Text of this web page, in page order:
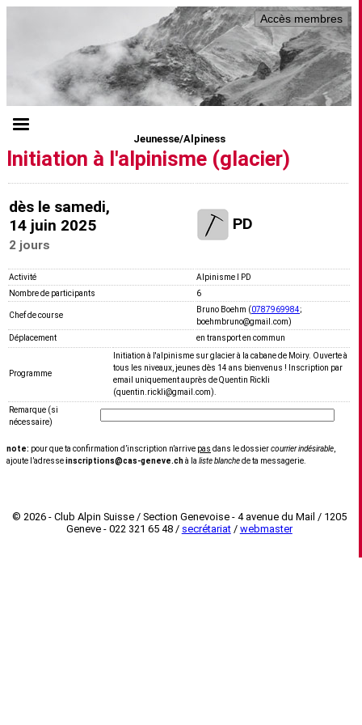
Accès membres
Jeunesse/Alpiness
Initiation à l'alpinisme (glacier)
dès le samedi,
14 juin 2025
2 jours
PD
Activité
Alpinisme I PD
Nombre de participants
6
Chef de course
Bruno Boehm (0787969984;
boehmbruno@gmail.com)
Déplacement
en transport en commun
Programme
Initiation à l'alpinisme sur glacier à la cabane de Moiry. Ouverte à
tous les niveaux, jeunes dès 14 ans bienvenus ! Inscription par
email uniquement auprès de Quentin Rickli
(quentin.rickli@gmail.com).
Remarque (si
nécessaire)
note: pour que ta confirmation dʼinscription nʼarrive pas dans le dossiercourrier indésirable
ajoute lʼadresseinscriptions@cas-geneve.chà la liste blanchede ta messagerie.
© 2026 - Club Alpin Suisse / Section Genevoise - 4 avenue du Mail / 1205
Geneve - 022 321 65 48 / secrétariat/ webmaster